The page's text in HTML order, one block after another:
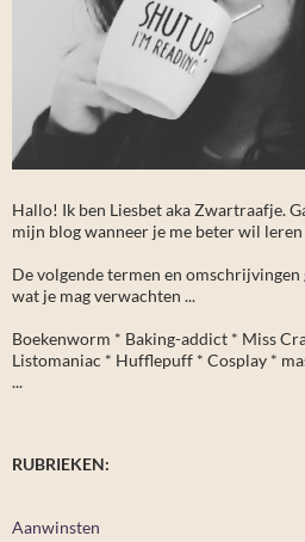
Hallo! Ik ben Liesbet aka Zwartraafje.
mijn blog wanneer je me beter wil leren
De volgende termen en omschrijvingen
wat je mag verwachten ...
Boekenworm * Baking-addict * Miss
Listomaniac * Hufflepuff * Cosplay *
...
RUBRIEKEN:
Aanwinsten